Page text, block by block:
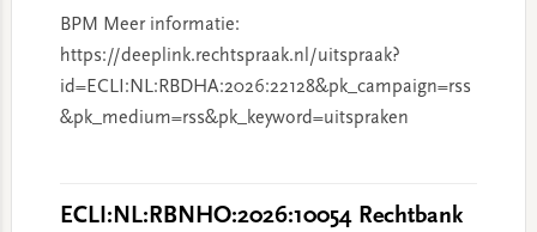
BPM Meer informatie:
https://deeplink.rechtspraak.nl/uitspraak?
id=ECLI:NL:RBDHA:2026:22128&pk_campaign=rss
&pk_medium=rss&pk_keyword=uitspraken
ECLI:NL:RBNHO:2026:10054 Rechtbank